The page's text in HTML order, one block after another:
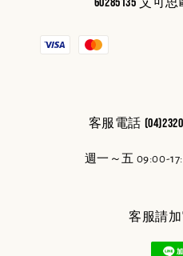
客服電話
週一～五 09:00-
客服請加